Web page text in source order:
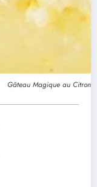
Gâteau Magique au Citron